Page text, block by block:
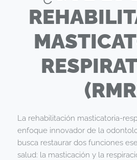
La rehabilitación masticatoria-
enfoque innovador de la
busca restaurar dos funciones
salud: la masticación y la